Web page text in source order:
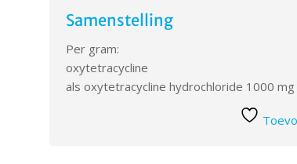
Samenstelling
Per gram:
oxytetracycline
als oxytetracycline hydrochloride 1000 mg